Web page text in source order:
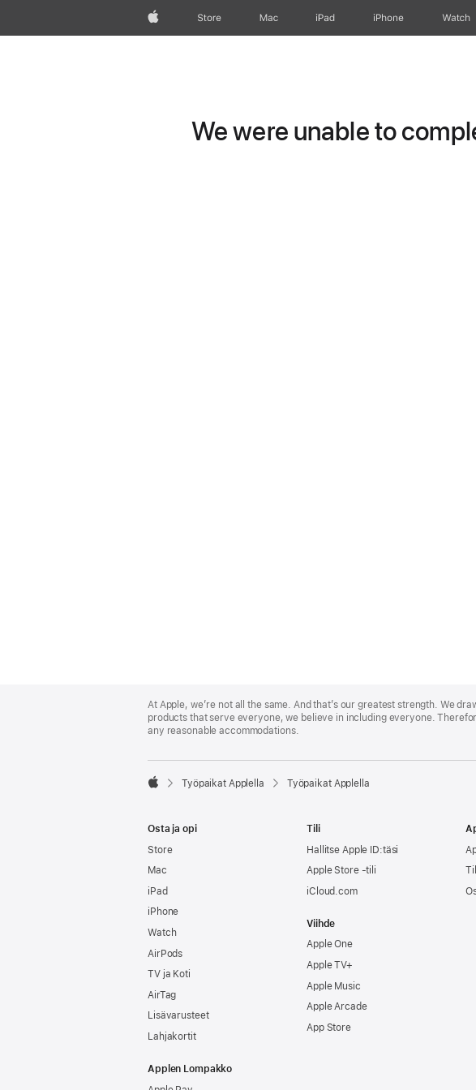
Apple Store Mac iPad iPhone Watch
We were unable to
Footer
At Apple, we’re not all the same. And that’s our greatest strength. We
products that serve everyone, we believe in including everyone.
any reasonable accommodations.

Työpaikat Applella Työpaikat Applella
Osta ja opi
Store
Mac
iPad
iPhone
Watch
AirPods
TV ja Koti
AirTag
Lisävarusteet
Lahjakortit
Applen Lompakko
Tili
Hallitse Apple ID:täsi
Apple Store -tili
iCloud.com
Viihde
Apple One
Apple TV+
Apple Music
Apple Arcade
App Store